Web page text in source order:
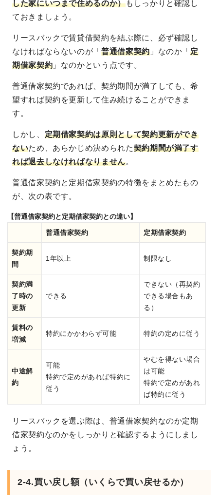
した家にいつまで住めるのか）もしっかりと確認し
ておきましょう。
リースバックで賃貸借契約を結ぶ際に、必ず確認し
なければならないのが「普通借家契約」なのか「定
期借家契約 」なのかという点です。
普通借家契約であれば、契約期間が満了しても、希
望すれば契約を更新して住み続けることができま
す。
しかし、 定期借家契約は原則として契約更新ができ
ないため、あらかじめ決められた契約期間が満了す
れば退去しなければなりません。
普通借家契約と定期借家契約の特徴をまとめたもの
が、次の表です。
【普通借家契約と定期借家契約との違い】
普通借家契約 定期借家契約
契約期
間
1年以上 制限なし
契約満
了時の
更新
できる
できない（再契約
できる場合もあ
る）
賃料の
増減
特約にかかわらず可能 特約の定めに従う
中途解
約
可能
特約で定めがあれば特約に
従う
やむを得ない場合
は可能
特約で定めがあれ
ば特約に従う
リースバックを選ぶ際は、普通借家契約なのか定期
借家契約なのかをしっかりと確認するようにしまし
ょう。
2-4.買い戻し額（いくらで買い戻せるか）